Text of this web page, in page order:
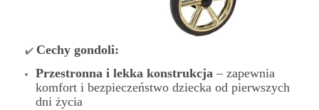
✔️ Cechy gondoli:
Przestronna i lekka konstrukcja – zapewnia
komfort i bezpieczeństwo dziecka od pierwszych
dni życia